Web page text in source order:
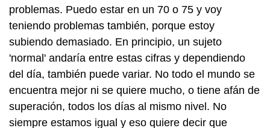
problemas. Puedo estar en un 70 o 75 y voy
teniendo problemas también, porque estoy
subiendo demasiado. En principio, un sujeto
'normal' andaría entre estas cifras y dependiendo
del día, también puede variar. No todo el mundo se
encuentra mejor ni se quiere mucho, o tiene afán de
superación, todos los días al mismo nivel. No
siempre estamos igual y eso quiere decir que